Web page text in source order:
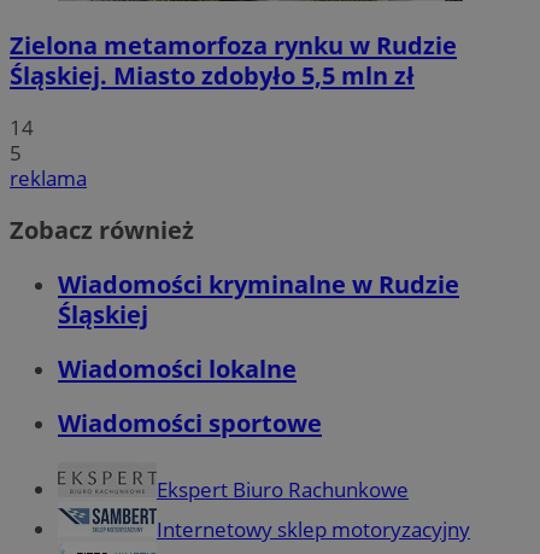
Zielona metamorfoza rynku w Rudzie
Śląskiej. Miasto zdobyło 5,5 mln zł
14
5
reklama
Zobacz również
Wiadomości kryminalne w Rudzie
Śląskiej
Wiadomości lokalne
Wiadomości sportowe
Ekspert Biuro Rachunkowe
Internetowy sklep motoryzacyjny